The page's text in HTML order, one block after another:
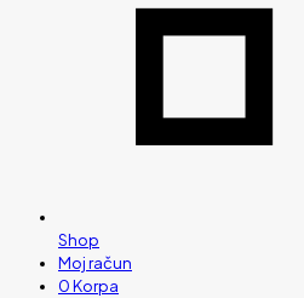
Shop
Moj račun
0Korpa